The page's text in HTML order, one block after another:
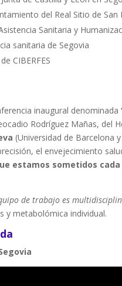
del Real Sitio de San
Sanitaria y
sanitaria de Segovia
CIBERFES
inaugural denominada
Rodríguez Mañas, del
(Universidad de Barcelona
el envejecimiento
estamos sometidos
de trabajo es
y metabolómica individual.